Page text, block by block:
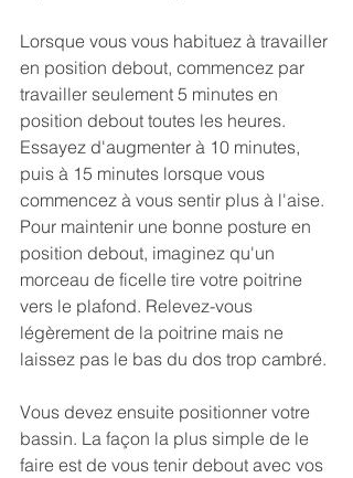
Lorsque vous vous habituez à travailler
en position debout, commencez par
travailler seulement 5 minutes en
position debout toutes les heures.
Essayez d'augmenter à 10 minutes,
puis à 15 minutes lorsque vous
commencez à vous sentir plus à l'aise.
Pour maintenir une bonne posture en
position debout, imaginez qu'un
morceau de ficelle tire votre poitrine
vers le plafond. Relevez-vous
légèrement de la poitrine mais ne
laissez pas le bas du dos trop cambré.
Vous devez ensuite positionner votre
bassin. La façon la plus simple de le
faire est de vous tenir debout avec vos